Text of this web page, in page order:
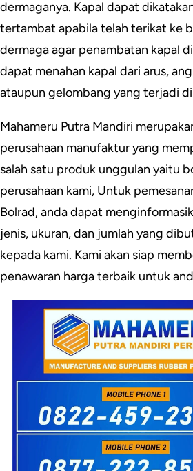
dermaganya. Kapal dapat
tertambat apabila telah terikat ke
dermaga agar penambatan kapal
dapat menahan kapal dari arus,
ataupun gelombang yang terjadi
Mahameru Putra Mandiri
perusahaan manufaktur yang
salah satu produk unggulan yaitu
perusahaan kami, Untuk
Bolrad, anda dapat
jenis, ukuran, dan jumlah yang
kepada kami. Kami akan siap
penawaran harga terbaik untuk